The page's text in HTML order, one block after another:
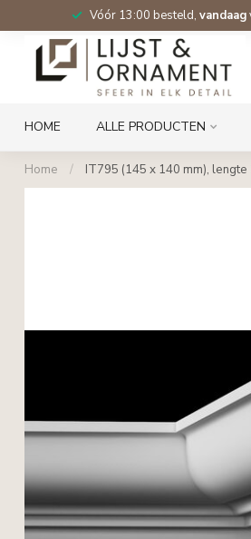
Vóór 13:00 besteld, vandaag
HOME ALLE PRODUCTEN
Home / IT795 (145 x 140 mm), lengte